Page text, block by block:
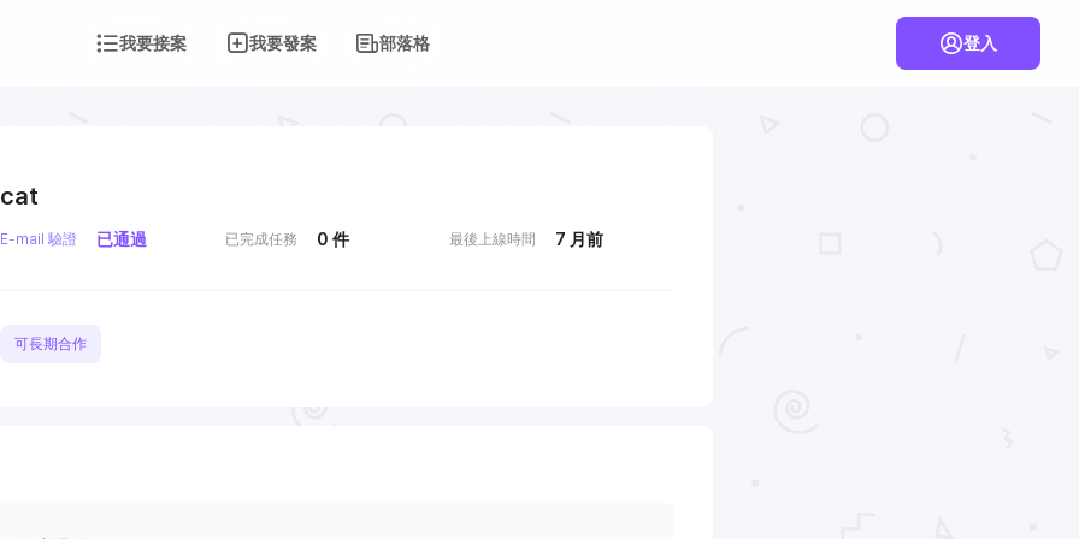
我要接案 我要發案 部落格 登入
cat
E-mail 驗證 已通過 已完成任務 0 件 最後上線時間 7 月前
可長期合作